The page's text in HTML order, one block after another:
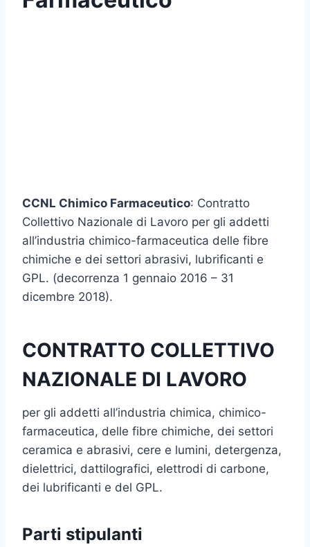
CCNL Chimico Farmaceutico: Contratto
Collettivo Nazionale di Lavoro per gli addetti
all’industria chimico-farmaceutica delle fibre
chimiche e dei settori abrasivi, lubrificanti e
GPL. (decorrenza 1 gennaio 2016 – 31
dicembre 2018).
CONTRATTO COLLETTIVO
NAZIONALE DI LAVORO
per gli addetti all’industria chimica, chimico-
farmaceutica, delle fibre chimiche, dei settori
ceramica e abrasivi, cere e lumini, detergenza,
dielettrici, dattilografici, elettrodi di carbone,
dei lubrificanti e del GPL.
Parti stipulanti